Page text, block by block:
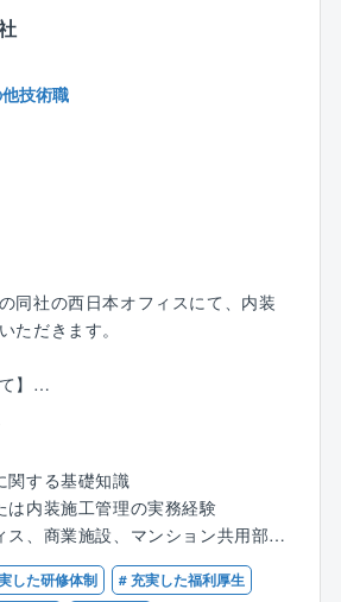
見はある？」と声をかけることも
へ継承していくプログラムがあっ
で社員を大切にされている企業様
り』技術で高い信頼と多数の施工
技術職
同社の西日本オフィスにて、内装
ただきます。
】
施設の内装工事案件(元請け)をメイ
務全般(安全管理、工程管理、コス
施工者の手配、等)をお任せいたし
近郊の工事案件がメインの為、基
通勤できない現場は出張ベースで
関する基礎知識
は内装施工管理の実務経験
ス、商業施設、マンション共用部
との調整・進捗管理経験
した研修体制
# 充実した福利厚生